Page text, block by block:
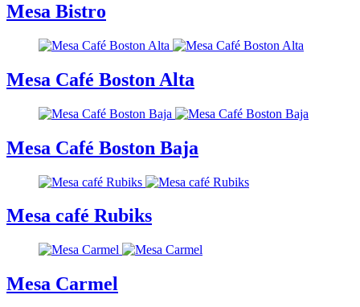
Mesa Bistro
Mesa Café Boston Alta
Mesa Café Boston Baja
Mesa café Rubiks
Mesa Carmel